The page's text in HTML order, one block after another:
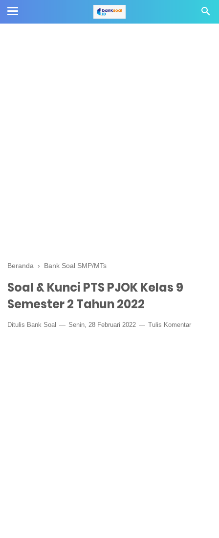
Beranda › Bank Soal SMP/MTs
Soal & Kunci PTS PJOK Kelas 9
Semester 2 Tahun 2022
Ditulis Bank Soal Senin, 28 Februari 2022 Tulis Komentar